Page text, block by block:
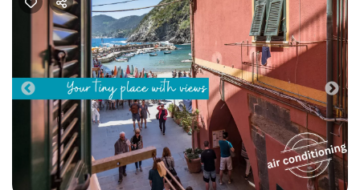
Previous